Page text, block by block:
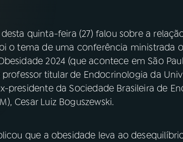
Facebook
quinta-feira (27) falou sobre a
o tema de uma conferência ministrada
2024 (que acontece em São
titular de Endocrinologia da
presidente da Sociedade Brasileira de
Cesar Luiz Boguszewski.
que a obesidade leva ao